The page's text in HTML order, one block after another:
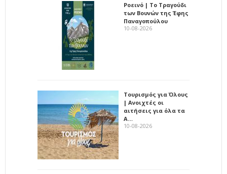
Ροεινό | Το Τραγούδι
των Βουνών της Έφης
Παναγοπούλου
10-08-2026
Τουρισμός για Όλους
| Ανοιχτές οι
αιτήσεις για όλα τα
Α…
10-08-2026